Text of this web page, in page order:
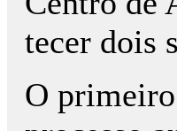
tecer dois
O